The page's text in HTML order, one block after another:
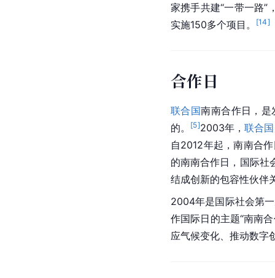
家携手共建“一带一路”
实施150多个项目。
[14]
合作日
联合国南南合作日，
的。
[5]2003年，联合
自2012年起，南南合
的南南合作日，国际社
结成创新的包容性伙伴
2004年是国际社会第
作国际日的主题“南南
应气候变化、推动数字